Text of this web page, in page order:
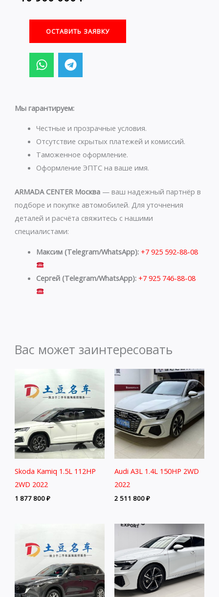
ОСТАВИТЬ ЗАЯВКУ
W
h
a
s
p
p
T
e
l
g
a
m
Мы гарантируем:
Честные и прозрачные условия.
Отсутствие скрытых платежей и комиссий.
Таможенное оформление.
Оформление ЭПТС на ваше имя.
ARMADA CENTER Москва — ваш надежный партнёр в
подборе и покупке автомобилей. Для уточнения
деталей и расчёта свяжитесь с нашими
специалистами:
Максим (Telegram/WhatsApp): +7 925 592-88-08
Сергей (Telegram/WhatsApp): +7 925 746-88-08
Вас может заинтересовать
Skoda Kamiq 1.5L 112HP
2WD 2022
1 877 800₽
Audi A3L 1.4L 150HP 2WD
2022
2 511 800₽